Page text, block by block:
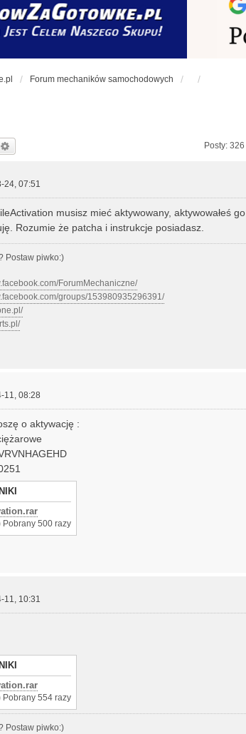
Forum mechaników samochodowych
Posty: 326
24, 07:51
musisz mieć aktywowany, aktywowałeś go
Rozumie że patcha i instrukcje posiadasz.
Postaw piwko:)
ForumMechaniczne/
groups/153980935296391/
11, 08:28
o aktywację :
Pobrany 500 razy
11, 10:31
Pobrany 554 razy
Postaw piwko:)